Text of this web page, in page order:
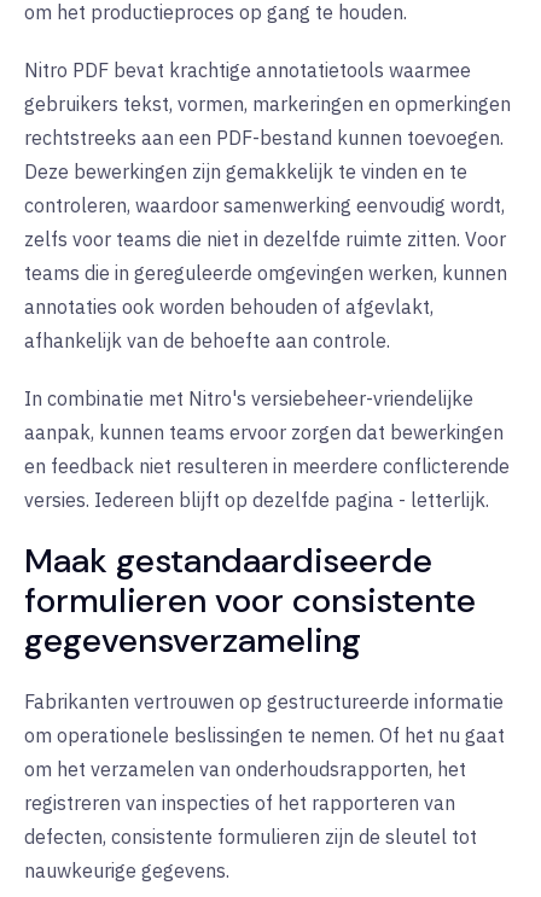
om het productieproces op gang te houden.
Nitro PDF bevat krachtige annotatietools waarmee
gebruikers tekst, vormen, markeringen en opmerkingen
rechtstreeks aan een PDF-bestand kunnen toevoegen.
Deze bewerkingen zijn gemakkelijk te vinden en te
controleren, waardoor samenwerking eenvoudig wordt,
zelfs voor teams die niet in dezelfde ruimte zitten. Voor
teams die in gereguleerde omgevingen werken, kunnen
annotaties ook worden behouden of afgevlakt,
afhankelijk van de behoefte aan controle.
In combinatie met Nitro's versiebeheer-vriendelijke
aanpak, kunnen teams ervoor zorgen dat bewerkingen
en feedback niet resulteren in meerdere conflicterende
versies. Iedereen blijft op dezelfde pagina - letterlijk.
Maak gestandaardiseerde
formulieren voor consistente
gegevensverzameling
Fabrikanten vertrouwen op gestructureerde informatie
om operationele beslissingen te nemen. Of het nu gaat
om het verzamelen van onderhoudsrapporten, het
registreren van inspecties of het rapporteren van
defecten, consistente formulieren zijn de sleutel tot
nauwkeurige gegevens.